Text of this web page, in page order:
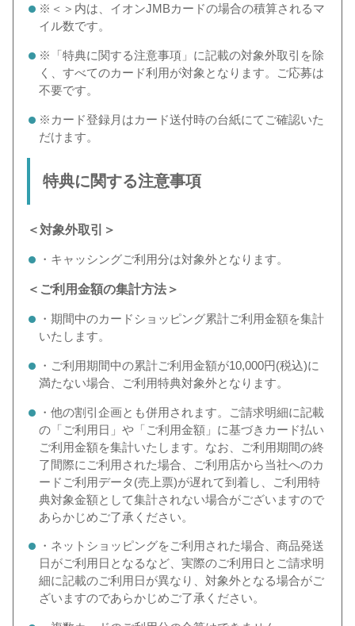
※＜＞内は、イオンJMBカードの場合の積算されるマ
イル数です。
※「特典に関する注意事項」に記載の対象外取引を除
く、すべてのカード利用が対象となります。ご応募は
不要です。
※カード登録月はカード送付時の台紙にてご確認いた
だけます。
特典に関する注意事項
＜対象外取引＞
・キャッシングご利用分は対象外となります。
＜ご利用金額の集計方法＞
・期間中のカードショッピング累計ご利用金額を集計
いたします。
・ご利用期間中の累計ご利用金額が10,000円(税込)に
満たない場合、ご利用特典対象外となります。
・他の割引企画とも併用されます。ご請求明細に記載
の「ご利用日」や「ご利用金額」に基づきカード払い
ご利用金額を集計いたします。なお、ご利用期間の終
了間際にご利用された場合、ご利用店から当社へのカ
ードご利用データ(売上票)が遅れて到着し、ご利用特
典対象金額として集計されない場合がございますので
あらかじめご了承ください。
・ネットショッピングをご利用された場合、商品発送
日がご利用日となるなど、実際のご利用日とご請求明
細に記載のご利用日が異なり、対象外となる場合がご
ざいますのであらかじめご了承ください。